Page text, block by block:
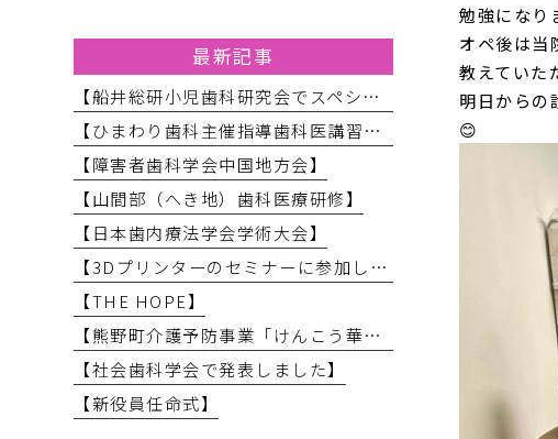
勉強になり
オペ後は当
教えていた
明日からの
😊
最新記事
【船井総研小児歯科研究会でスペシャルニーズ対応のお話をしてきました】
【ひまわり歯科主催指導歯科医講習会】
【障害者歯科学会中国地方会】
【山間部（へき地）歯科医療研修】
【日本歯内療法学会学術大会】
【3Dプリンターのセミナーに参加しました】
【THE HOPE】
【熊野町介護予防事業「けんこう華齢教室」で講義を行いました】
【社会歯科学会で発表しました】
【新役員任命式】